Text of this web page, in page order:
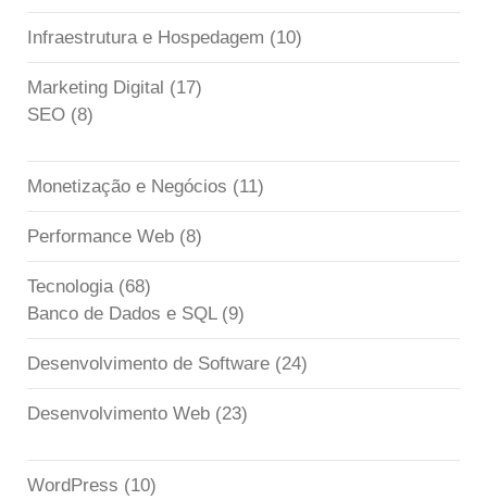
Infraestrutura e Hospedagem (10)
Marketing Digital (17)
SEO (8)
Monetização e Negócios (11)
Performance Web (8)
Tecnologia(68)
Banco de Dados e SQL(9)
Desenvolvimento de Software (24)
Desenvolvimento Web (23)
WordPress (10)